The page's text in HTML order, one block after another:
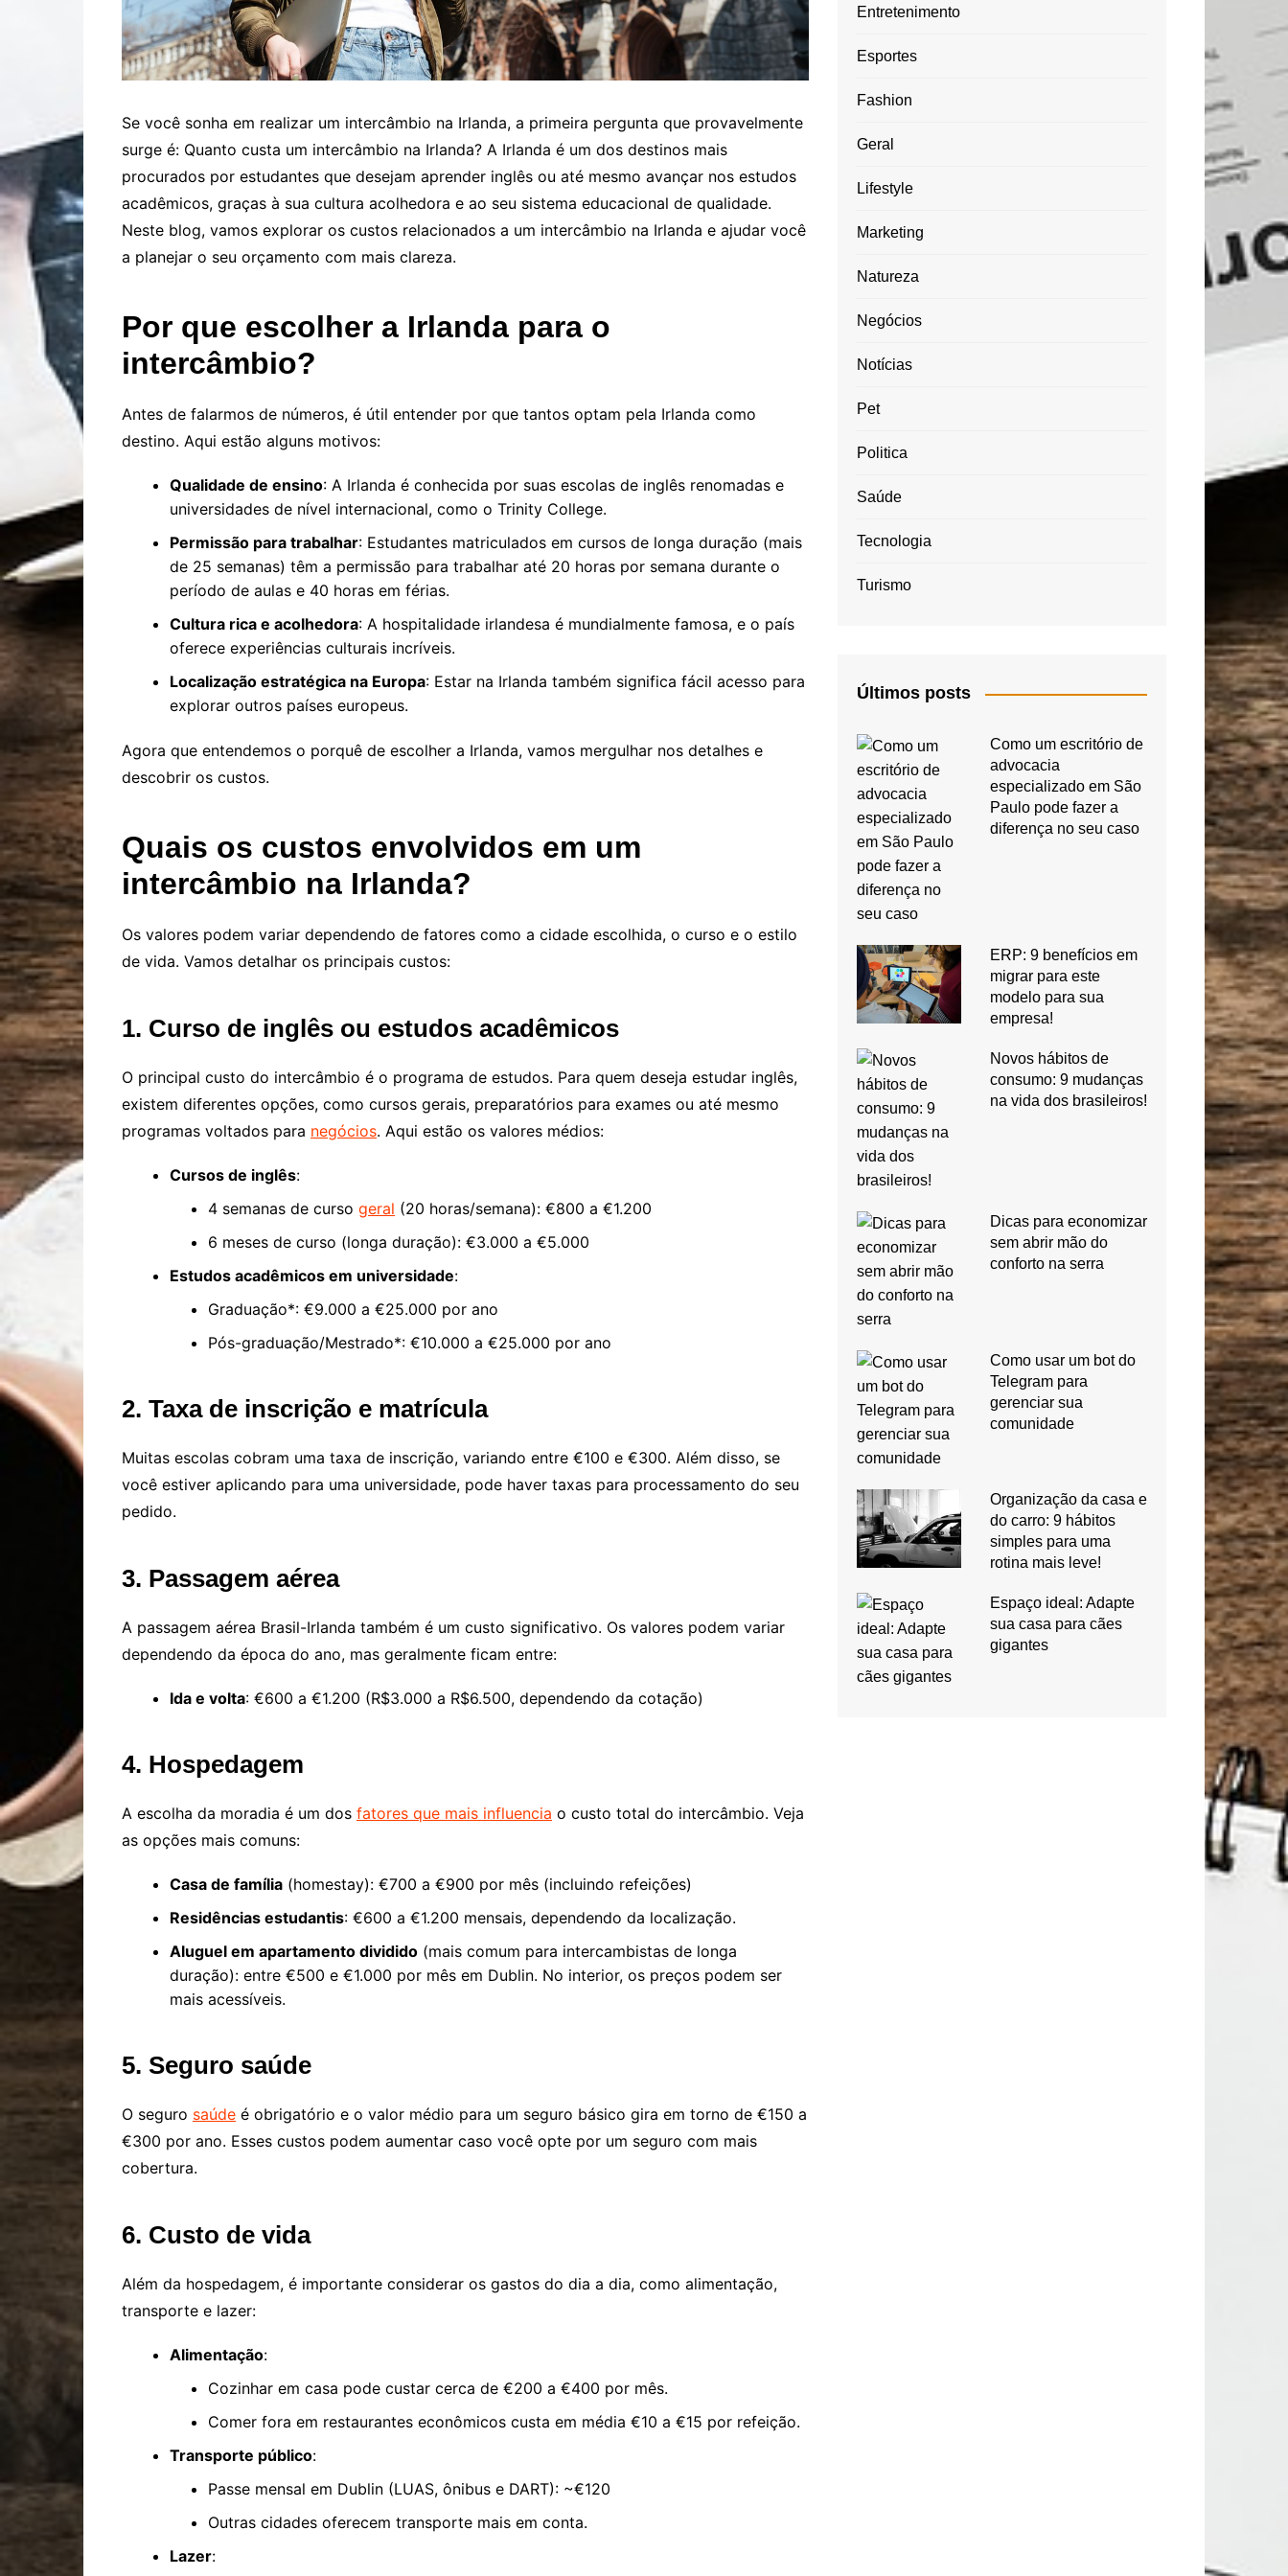
Se você sonha em realizar um intercâmbio na Irlanda, a primeira pergunta que provavelmente
surge é: Quanto custa um intercâmbio na Irlanda? A Irlanda é um dos destinos mais
procurados por estudantes que desejam aprender inglês ou até mesmo avançar nos estudos
acadêmicos, graças à sua cultura acolhedora e ao seu sistema educacional de qualidade.
Neste blog, vamos explorar os custos relacionados a um intercâmbio na Irlanda e ajudar você
a planejar o seu orçamento com mais clareza.
Por que escolher a Irlanda para o
intercâmbio?
Antes de falarmos de números, é útil entender por que tantos optam pela Irlanda como
destino. Aqui estão alguns motivos:
Qualidade de ensino: A Irlanda é conhecida por suas escolas de inglês renomadas e
universidades de nível internacional, como o Trinity College.
Permissão para trabalhar: Estudantes matriculados em cursos de longa duração (mais
de 25 semanas) têm a permissão para trabalhar até 20 horas por semana durante o
período de aulas e 40 horas em férias.
Cultura rica e acolhedora: A hospitalidade irlandesa é mundialmente famosa, e o país
oferece experiências culturais incríveis.
Localização estratégica na Europa: Estar na Irlanda também significa fácil acesso para
explorar outros países europeus.
Agora que entendemos o porquê de escolher a Irlanda, vamos mergulhar nos detalhes e
descobrir os custos.
Quais os custos envolvidos em um
intercâmbio na Irlanda?
Os valores podem variar dependendo de fatores como a cidade escolhida, o curso e o estilo
de vida. Vamos detalhar os principais custos:
1. Curso de inglês ou estudos acadêmicos
O principal custo do intercâmbio é o programa de estudos. Para quem deseja estudar inglês,
existem diferentes opções, como cursos gerais, preparatórios para exames ou até mesmo
programas voltados para negócios. Aqui estão os valores médios:
Cursos de inglês:
4 semanas de curso geral (20 horas/semana): €800 a €1.200
6 meses de curso (longa duração): €3.000 a €5.000
Estudos acadêmicos em universidade:
Graduação*: €9.000 a €25.000 por ano
Pós-graduação/Mestrado*: €10.000 a €25.000 por ano
2. Taxa de inscrição e matrícula
Muitas escolas cobram uma taxa de inscrição, variando entre €100 e €300. Além disso, se
você estiver aplicando para uma universidade, pode haver taxas para processamento do seu
pedido.
3. Passagem aérea
A passagem aérea Brasil-Irlanda também é um custo significativo. Os valores podem variar
dependendo da época do ano, mas geralmente ficam entre:
Ida e volta: €600 a €1.200 (R$3.000 a R$6.500, dependendo da cotação)
4. Hospedagem
A escolha da moradia é um dos fatores que mais influencia o custo total do intercâmbio. Veja
as opções mais comuns:
Casa de família (homestay): €700 a €900 por mês (incluindo refeições)
Residências estudantis: €600 a €1.200 mensais, dependendo da localização.
Aluguel em apartamento dividido (mais comum para intercambistas de longa
duração): entre €500 e €1.000 por mês em Dublin. No interior, os preços podem ser
mais acessíveis.
5. Seguro saúde
O seguro saúde é obrigatório e o valor médio para um seguro básico gira em torno de €150 a
€300 por ano. Esses custos podem aumentar caso você opte por um seguro com mais
cobertura.
6. Custo de vida
Além da hospedagem, é importante considerar os gastos do dia a dia, como alimentação,
transporte e lazer:
Alimentação:
Cozinhar em casa pode custar cerca de €200 a €400 por mês.
Comer fora em restaurantes econômicos custa em média €10 a €15 por refeição.
Transporte público:
Passe mensal em Dublin (LUAS, ônibus e DART): ~€120
Outras cidades oferecem transporte mais em conta.
Lazer:
Entretenimento
Esportes
Fashion
Geral
Lifestyle
Marketing
Natureza
Negócios
Notícias
Pet
Politica
Saúde
Tecnologia
Turismo
Últimos posts
Como um escritório de
advocacia
especializado em São
Paulo pode fazer a
diferença no seu caso
ERP: 9 benefícios em
migrar para este
modelo para sua
empresa!
Novos hábitos de
consumo: 9 mudanças
na vida dos brasileiros!
Dicas para economizar
sem abrir mão do
conforto na serra
Como usar um bot do
Telegram para
gerenciar sua
comunidade
Organização da casa e
do carro: 9 hábitos
simples para uma
rotina mais leve!
Espaço ideal: Adapte
sua casa para cães
gigantes